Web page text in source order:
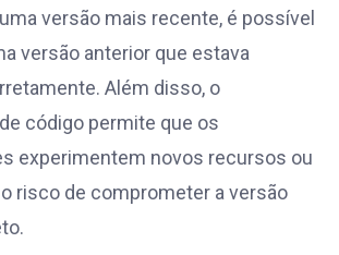
versão mais recente, é possível
versão anterior que estava
Além disso, o
código permite que os
experimentem novos recursos ou
risco de comprometer a versão